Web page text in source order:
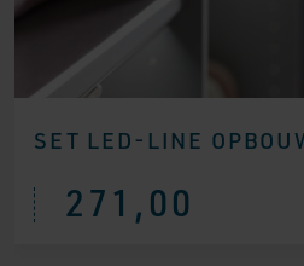
SET LED-LINE
271,00